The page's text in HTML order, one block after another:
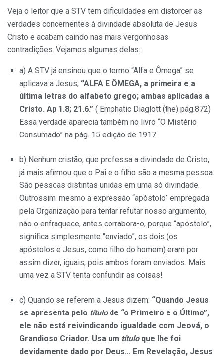
Veja o leitor que a STV tem dificuldades em distorcer as
verdades concernentes à divindade absoluta de Jesus
Cristo e acabam caindo nas mais vergonhosas
contradições. Vejamos algumas delas:
a) A STV já ensinou que o termo “Alfa e Ômega” se
aplicava a Jesus, “ALFA E ÔMEGA, a primeira e a
última letras do alfabeto grego; ambas aplicadas a
Cristo. Ap 1.8; 21.6.” ( Emphatic Diaglott (the) pág.872)
Essa verdade aparecia também no livro “O Mistério
Consumado” na pág. 15 edição de 1917.
b) Nenhum cristão, que professa a divindade de Cristo,
já mais afirmou que o Pai e o filho são a mesma pessoa.
São pessoas distintas unidas em uma só divindade.
Outrossim, mesmo a expressão “apóstolo” empregada
pela Organização para tentar refutar nosso argumento,
não o enfraquece, antes corrabora-o, porque “apóstolo”,
significa simplesmente “enviado”, os dois (os
apóstolos e Jesus, como filho do homem) eram por
assim dizer, iguais, pois ambos foram enviados. Mais
uma vez a STV tenta confundir as coisas!
c) Quando se referem a Jesus dizem: “Quando Jesus
se apresenta pelo títulode “o Primeiro e o Último”,
ele não está reivindicando igualdade com Jeová, o
Grandioso Criador. Usa um títuloque lhe foi
devidamente dado por Deus… Em Revelação, Jesus